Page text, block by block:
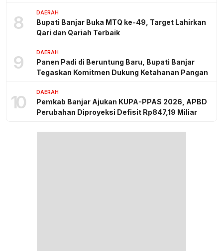
8 DAERAH
Bupati Banjar Buka MTQ ke-49, Target Lahirkan
Qari dan Qariah Terbaik
9 DAERAH
Panen Padi di Beruntung Baru, Bupati Banjar
Tegaskan Komitmen Dukung Ketahanan Pangan
10 DAERAH
Pemkab Banjar Ajukan KUPA-PPAS 2026, APBD
Perubahan Diproyeksi Defisit Rp847,19 Miliar